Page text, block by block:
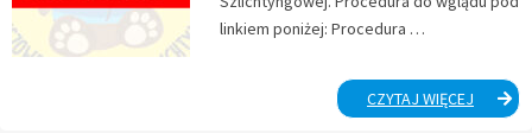
linkiem poniżej: Procedura …
CZYTAJ WIĘCEJ